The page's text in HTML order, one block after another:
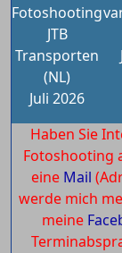
Fotoshooting
JTB
Transporten
(NL)
Juli 2026
Haben Sie
Fotoshooting
eine Mail
werde mich
meine